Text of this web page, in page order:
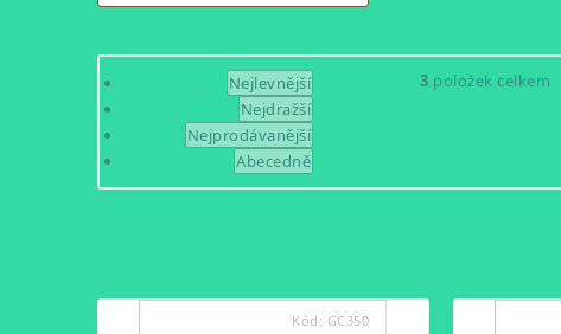
produktů
Nejlevnější
Nejdražší
Nejprodávanější
Abecedně
3 položek celkem
Kód: GC350